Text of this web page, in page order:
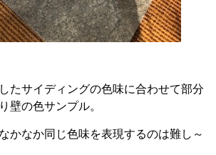
たサイディングの色味に合わせて部分
壁の色サンプル。
かなか同じ色味を表現するのは難し～